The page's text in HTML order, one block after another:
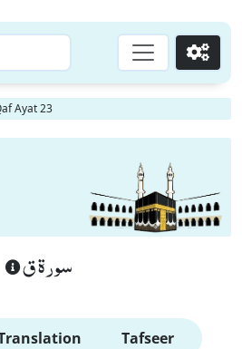
Go
Ayat 23
سورة ق
Tafseer